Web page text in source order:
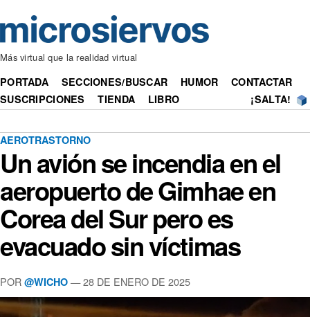
Más virtual que la realidad virtual
PORTADA SECCIONES/BUSCAR HUMOR
CONTACTAR
SUSCRIPCIONES
TIENDA LIBRO ¡SALTA!
AEROTRASTORNO
Un avión se incendia en el
aeropuerto de Gimhae en
Corea del Sur pero es
evacuado sin víctimas
POR @WICHO — 28 DE ENERO DE 2025